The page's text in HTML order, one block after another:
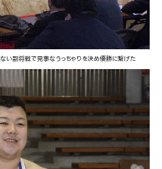
副将戦で見事なうっちゃりを決め優勝に繋げた